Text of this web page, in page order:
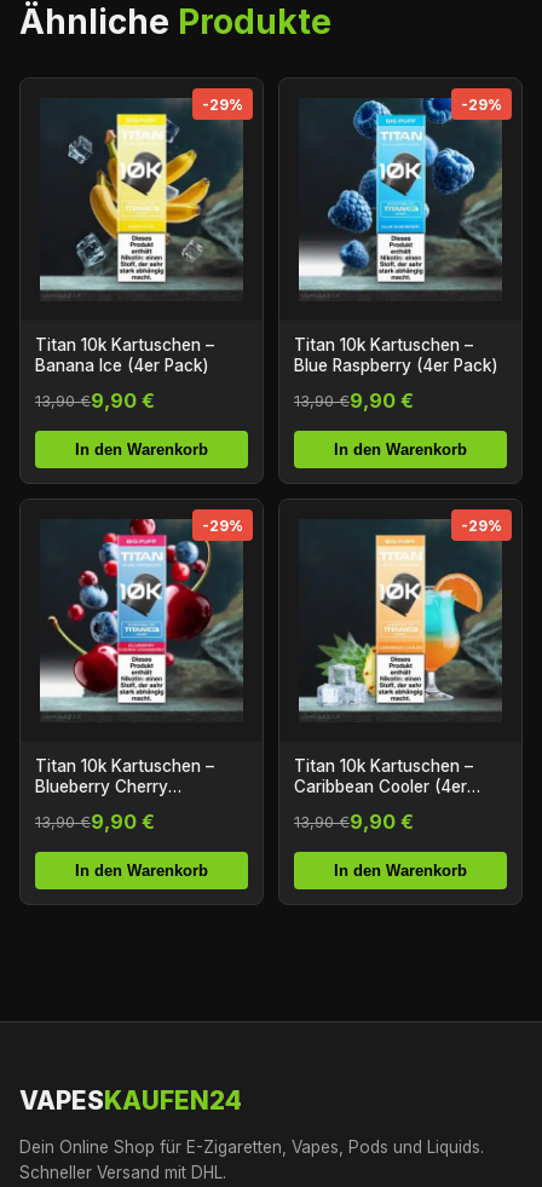
Ähnliche Produkte
-29%
Titan 10k Kartuschen –
Banana Ice (4er Pack)
13,90 €9,90 €
In den Warenkorb
-29%
Titan 10k Kartuschen –
Blue Raspberry (4er Pack)
13,90 €9,90 €
In den Warenkorb
-29%
Titan 10k Kartuschen –
Blueberry Cherry
13,90 €9,90 €
In den Warenkorb
-29%
Titan 10k Kartuschen –
Caribbean Cooler (4er
13,90 €9,90 €
In den Warenkorb
VAPES KAUFEN24
Dein Online Shop für E-Zigaretten, Vapes, Pods und Liquids.
Schneller Versand mit DHL.